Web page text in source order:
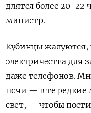
длятся более 20-22
министр.
Кубинцы жалуются,
электричества для
даже телефонов.
ночи — в те редкие
свет, — чтобы